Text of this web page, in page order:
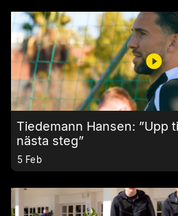
Tiedemann Hansen: ”Upp
nästa steg”
5 Feb